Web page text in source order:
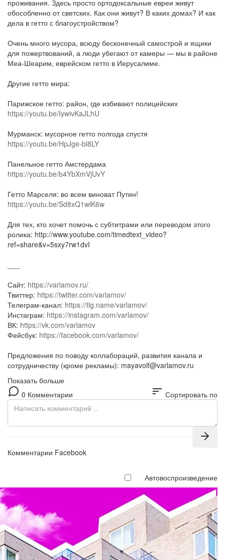
проживания. Здесь просто ортодоксальные евреи живут
обособленно от светских. Как они живут? В каких домах? И как
дела в гетто с благоустройством?
Очень много мусора, всюду бесконечный самострой и ящики
для пожертвований, а люди убегают от камеры — мы в районе
Меа-Шеарим, еврейском гетто в Иерусалиме.
Другие гетто мира:
Парижское гетто: район, где избивают полицейских
https://youtu.be/IywivKaJLhU
Мурманск: мусорное гетто полгода спустя
https://youtu.be/HpJge-bl8LY
Панельное гетто Амстердама
https://youtu.be/b4YbXmVjUvY
Гетто Марселя: во всем виноват Путин!
https://youtu.be/Sd8xQ1wlK6w
Для тех, кто хочет помочь с субтитрами или переводом этого
ролика: http://www.youtube.com/timedtext_video?
ref=share&v=5sxy7rw1dvI
Сайт: https://varlamov.ru/
Твиттер: https://twitter.com/varlamov/
Телеграм-канал: https://tlg.name/varlamov/
Инстаграм: https://instagram.com/varlamov/
ВК: https://vk.com/varlamov
Фейсбук: https://facebook.com/varlamov/
Предложения по поводу коллабораций, развития канала и
сотрудничеству (кроме рекламы): mayavolf@varlamov.ru
Показать больше
0 Комментарии
sort Сортировать по
Комментарии Facebook
Автовоспроизведение